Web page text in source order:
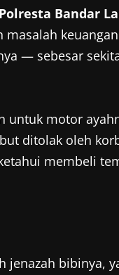
Bandar
— sebesar
untuk motor
ditolak oleh
membeli
jenazah bibinya,